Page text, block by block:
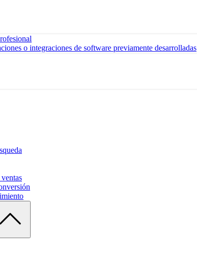
o integraciones de software previamente desarrolladas